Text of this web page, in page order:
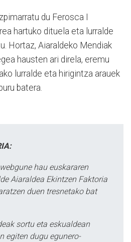
du Ferosca I
hartuko dituela eta lurralde
Hortaz, Aiaraldeko Mendiak
hausten ari direla, eremu
lurralde eta hirigintza arauek
batera.
hau euskararen
Aiaraldea Ekintzen Faktoria
duen tresnetako bat
sortu eta eskualdean
egiten dugu egunero-